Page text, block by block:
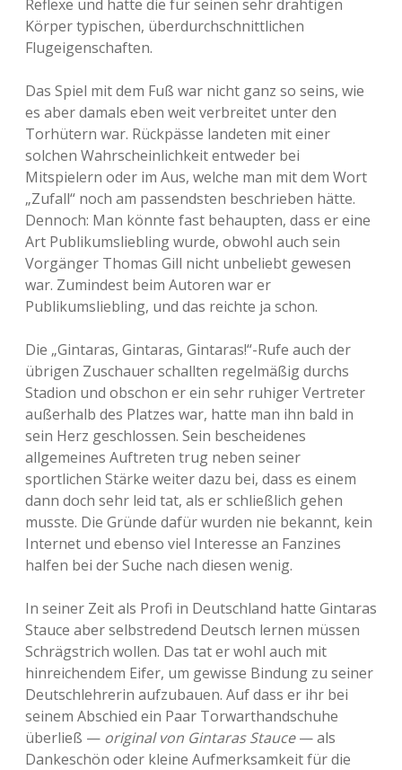
Reflexe und hatte die für seinen sehr drahtigen
Körper typischen, überdurchschnittlichen
Flugeigenschaften.
Das Spiel mit dem Fuß war nicht ganz so seins, wie
es aber damals eben weit verbreitet unter den
Torhütern war. Rückpässe landeten mit einer
solchen Wahrscheinlichkeit entweder bei
Mitspielern oder im Aus, welche man mit dem Wort
„Zufall“ noch am passendsten beschrieben hätte.
Dennoch: Man könnte fast behaupten, dass er eine
Art Publikumsliebling wurde, obwohl auch sein
Vorgänger Thomas Gill nicht unbeliebt gewesen
war. Zumindest beim Autoren war er
Publikumsliebling, und das reichte ja schon.
Die „Gintaras, Gintaras, Gintaras!“-Rufe auch der
übrigen Zuschauer schallten regelmäßig durchs
Stadion und obschon er ein sehr ruhiger Vertreter
außerhalb des Platzes war, hatte man ihn bald in
sein Herz geschlossen. Sein bescheidenes
allgemeines Auftreten trug neben seiner
sportlichen Stärke weiter dazu bei, dass es einem
dann doch sehr leid tat, als er schließlich gehen
musste. Die Gründe dafür wurden nie bekannt, kein
Internet und ebenso viel Interesse an Fanzines
halfen bei der Suche nach diesen wenig.
In seiner Zeit als Profi in Deutschland hatte Gintaras
Stauce aber selbstredend Deutsch lernen müssen
Schrägstrich wollen. Das tat er wohl auch mit
hinreichendem Eifer, um gewisse Bindung zu seiner
Deutschlehrerin aufzubauen. Auf dass er ihr bei
seinem Abschied ein Paar Torwarthandschuhe
überließ — original von Gintaras Stauce— als
Dankeschön oder kleine Aufmerksamkeit für die